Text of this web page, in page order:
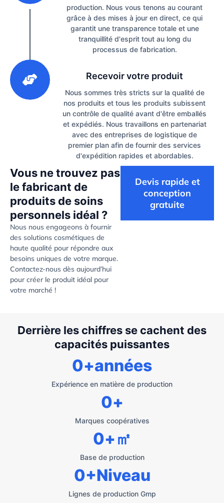
production. Nous vous tenons au courant
grâce à des mises à jour en direct, ce qui
garantit une transparence totale et une
tranquillité d'esprit tout au long du
processus de fabrication.
Recevoir votre produit
Nous sommes très stricts sur la qualité de
nos produits et tous les produits subissent
un contrôle de qualité avant d'être emballés
et expédiés. Nous travaillons en partenariat
avec des entreprises de logistique de
premier plan afin de fournir des services
d'expédition rapides et abordables.
Vous ne trouvez pas
le fabricant de
produits de soins
personnels idéal ?
Nous nous engageons à fournir
des solutions cosmétiques de
haute qualité pour répondre aux
besoins uniques de votre marque.
Contactez-nous dès aujourd’hui
pour créer le produit idéal pour
votre marché !
Devis rapide et
conception
gratuite
Derrière les chiffres se cachent des
capacités puissantes
Expérience en matière de production
0+années
Marques coopératives
0+
Base de production
0+㎡
Lignes de production Gmp
0+Niveau